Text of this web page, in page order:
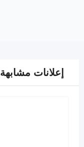
إعلانات مشابهة